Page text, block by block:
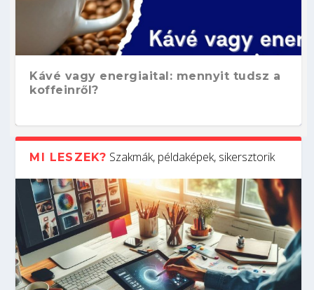
Kávé vagy energiaital: mennyit tudsz a
koffeinről?
MI LESZEK? Szakmák, példaképek, sikersztorik